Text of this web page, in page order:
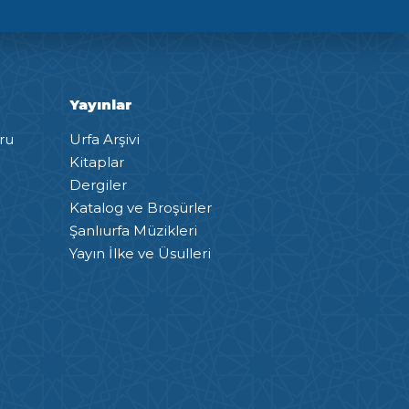
Yayınlar
Urfa Arşivi
Kitaplar
Dergiler
Katalog ve Broşürler
Şanlıurfa Müzikleri
Yayın İlke ve Üsulleri